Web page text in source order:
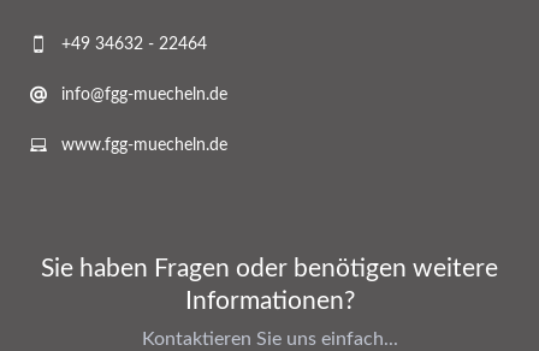
+49 34632 - 22464
info@fgg-muecheln.de
www.fgg-muecheln.de
Sie haben Fragen oder benötigen weitere
Informationen?
Kontaktieren Sie uns einfach...